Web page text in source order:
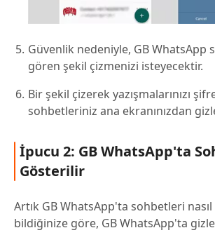
Güvenlik nedeniyle, GB WhatsApp
gören şekil çizmenizi isteyecektir.
Bir şekil çizerek yazışmalarınızı
sohbetleriniz ana ekranınızdan
İpucu 2: GB WhatsApp'ta
Gösterilir
Artık GB WhatsApp'ta sohbetleri
bildiğinize göre, GB WhatsApp'ta